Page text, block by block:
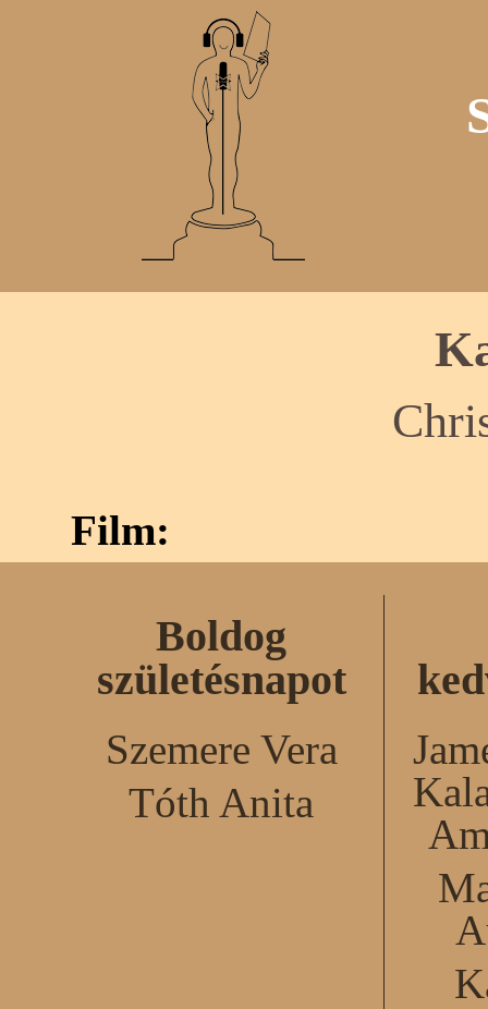
Film:
Boldog
születésnapot
Szemere Vera
Tóth Anita